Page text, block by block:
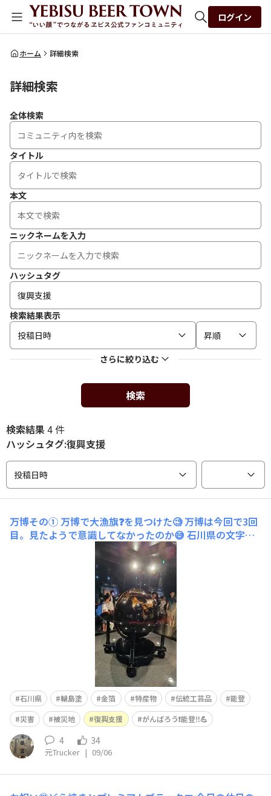
全体検索
ログイン
ホーム 詳細検索
詳細検索
全体検索
タイトル
本文
ニックネームを入力
ハッシュタグ
検索結果表示
投稿日時
昇順
さらに絞り込む
検索
検索結果4 件
ハッシュタグ:復興支援
投稿日時
万博その① 万博で大漁旗❓️を見つけた🧐 万博は今回で3回
目。見たようで意識してなかったのか😅 石川県の文字を
見て中に入る🚶石川県の特産物、工芸品等色々見て最後出
口付近で震災の映像が😞 思わず涙が😢娘には気づかれな
いように誤魔化した😮‍💨 まだまだ十分ではない悲しくなっ
石川県 輪島塗 金箔 特産物 伝統工芸品
能登
災害
被災地 復興支援 がんばろう❗️能登‼️💪
4 34
元Trucker | 09/06